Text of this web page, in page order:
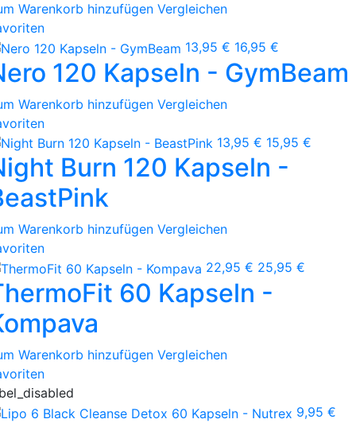
Warenkorb hinzufügen Vergleichen
13,95 € 16,95 €
120 Kapseln - GymBeam
Warenkorb hinzufügen Vergleichen
13,95 € 15,95 €
Burn 120 Kapseln -
Warenkorb hinzufügen Vergleichen
22,95 € 25,95 €
60 Kapseln -
Warenkorb hinzufügen Vergleichen
9,95 €